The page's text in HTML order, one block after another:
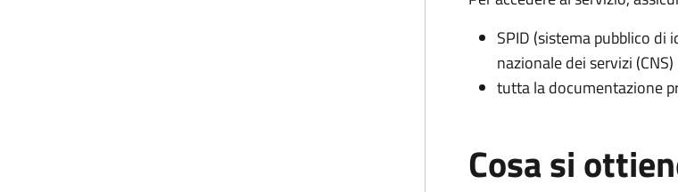
SPID (sistema pubblico di
nazionale dei servizi (CNS)
tutta la documentazione
Cosa si